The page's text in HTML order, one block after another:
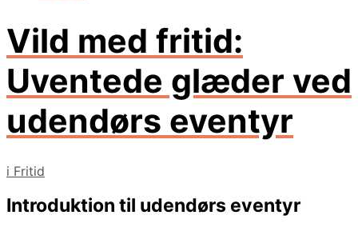
Vild med fritid:
Uventede glæder ved
udendørs eventyr
i Fritid
Introduktion til udendørs eventyr